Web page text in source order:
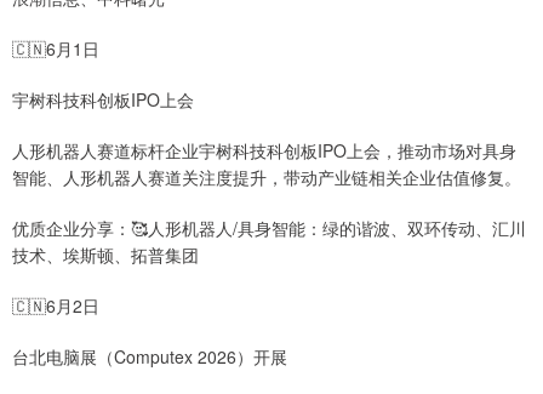
🇨🇳6月1日
宇树科技科创板IPO上会
人形机器人赛道标杆企业宇树科技科创板IPO上会，推动市场对具身
智能、人形机器人赛道关注度提升，带动产业链相关企业估值修复。
优质企业分享：🥰人形机器人/具身智能：绿的谐波、双环传动、汇川
技术、埃斯顿、拓普集团
🇨🇳6月2日
台北电脑展（Computex 2026）开展